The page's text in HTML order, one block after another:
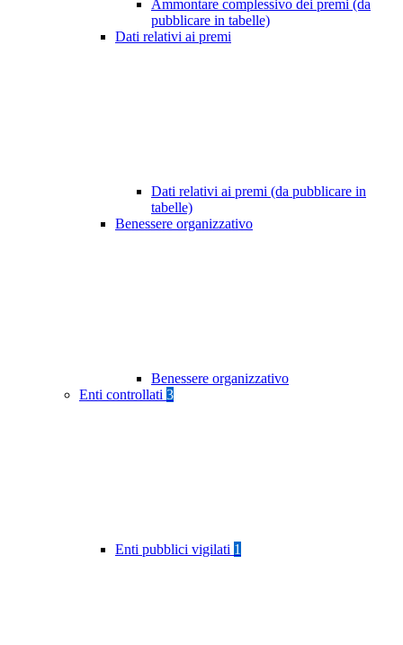
Ammontare complessivo dei premi (da
pubblicare in tabelle)
Dati relativi ai premi
Dati relativi ai premi (da pubblicare in
tabelle)
Benessere organizzativo
Benessere organizzativo
Enti controllati 3
Enti pubblici vigilati 1